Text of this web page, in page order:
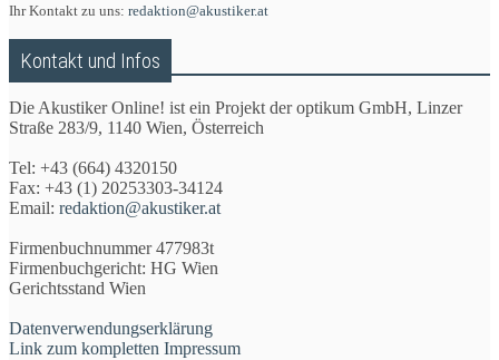
Ihr Kontakt zu uns: redaktion@akustiker.at
Kontakt und Infos
Die Akustiker Online! ist ein Projekt der optikum GmbH, Linzer
Straße 283/9, 1140 Wien, Österreich
Tel: +43 (664) 4320150
Fax: +43 (1) 20253303-34124
Email: redaktion@akustiker.at
Firmenbuchnummer 477983t
Firmenbuchgericht: HG Wien
Gerichtsstand Wien
Datenverwendungserklärung
Link zum kompletten Impressum